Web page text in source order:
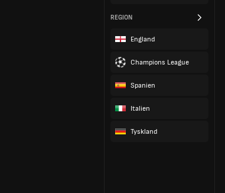
REGION
England
Champions League
Spanien
Italien
Tyskland